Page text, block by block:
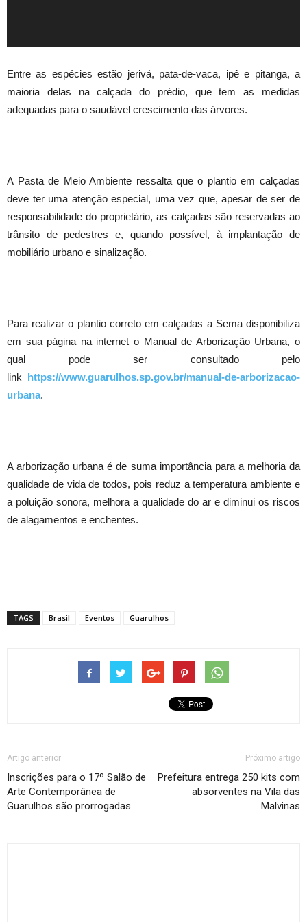
Entre as espécies estão jerivá, pata-de-vaca, ipê e pitanga, a
maioria delas na calçada do prédio, que tem as medidas
adequadas para o saudável crescimento das árvores.
A Pasta de Meio Ambiente ressalta que o plantio em calçadas
deve ter uma atenção especial, uma vez que, apesar de ser de
responsabilidade do proprietário, as calçadas são reservadas ao
trânsito de pedestres e, quando possível, à implantação de
mobiliário urbano e sinalização.
Para realizar o plantio correto em calçadas a Sema disponibiliza
em sua página na internet o Manual de Arborização Urbana, o
qual pode ser consultado pelo
link https://www.guarulhos.sp.gov.br/manual-de-arborizacao-
urbana.
A arborização urbana é de suma importância para a melhoria da
qualidade de vida de todos, pois reduz a temperatura ambiente e
a poluição sonora, melhora a qualidade do ar e diminui os riscos
de alagamentos e enchentes.
TAGS Brasil Eventos Guarulhos
Artigo anterior
Inscrições para o 17º Salão de
Arte Contemporânea de
Guarulhos são prorrogadas
Próximo artigo
Prefeitura entrega 250 kits com
absorventes na Vila das
Malvinas